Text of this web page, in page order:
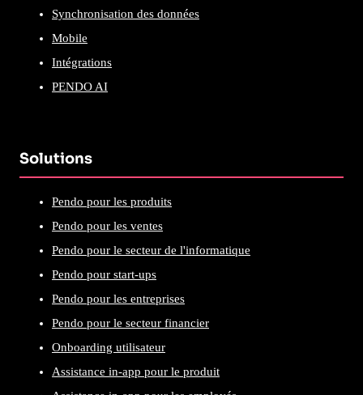
Synchronisation des données
Mobile
Intégrations
PENDO AI
Solutions
Pendo pour les produits
Pendo pour les ventes
Pendo pour le secteur de l'informatique
Pendo pour start-ups
Pendo pour les entreprises
Pendo pour le secteur financier
Onboarding utilisateur
Assistance in-app pour le produit